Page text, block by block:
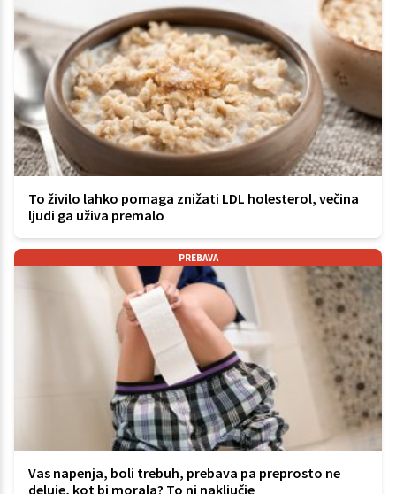
To živilo lahko pomaga znižati LDL holesterol, večina
ljudi ga uživa premalo
PREBAVA
Vas napenja, boli trebuh, prebava pa preprosto ne
deluje, kot bi morala? To ni naključje